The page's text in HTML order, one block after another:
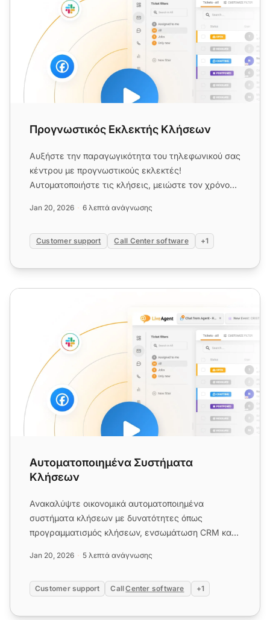
Προγνωστικός Εκλεκτής Κλήσεων
Αυξήστε την παραγωγικότητα του τηλεφωνικού σας
κέντρου με προγνωστικούς εκλεκτές!
Αυτοματοποιήστε τις κλήσεις, μειώστε τον χρόνο
Jan 20, 2026 6 λεπτά ανάγνωσης
Customer support Call Center software +1
Αυτοματοποιημένα Συστήματα Κλήσεων
Αυτοματοποιημένα Συστήματα
Κλήσεων
Ανακαλύψτε οικονομικά αυτοματοποιημένα
συστήματα κλήσεων με δυνατότητες όπως
προγραμματισμός κλήσεων, ενσωμάτωση CRM και
Jan 20, 2026 5 λεπτά ανάγνωσης
Customer support CallCenter software +1